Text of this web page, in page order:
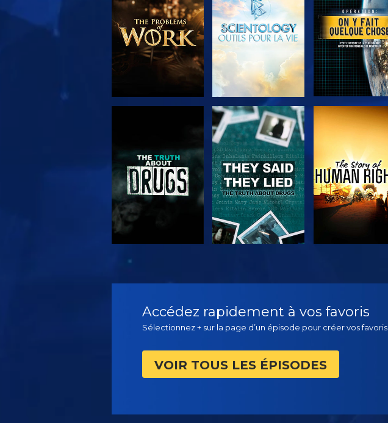
SÉRIES
SÉRIES
REGARDER REGARDER
Accédez rapidement à vos favoris
Sélectionnez + sur la page d’un épisode pour créer vos favoris
VOIR TOUS LES ÉPISODES